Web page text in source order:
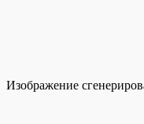
Изображение